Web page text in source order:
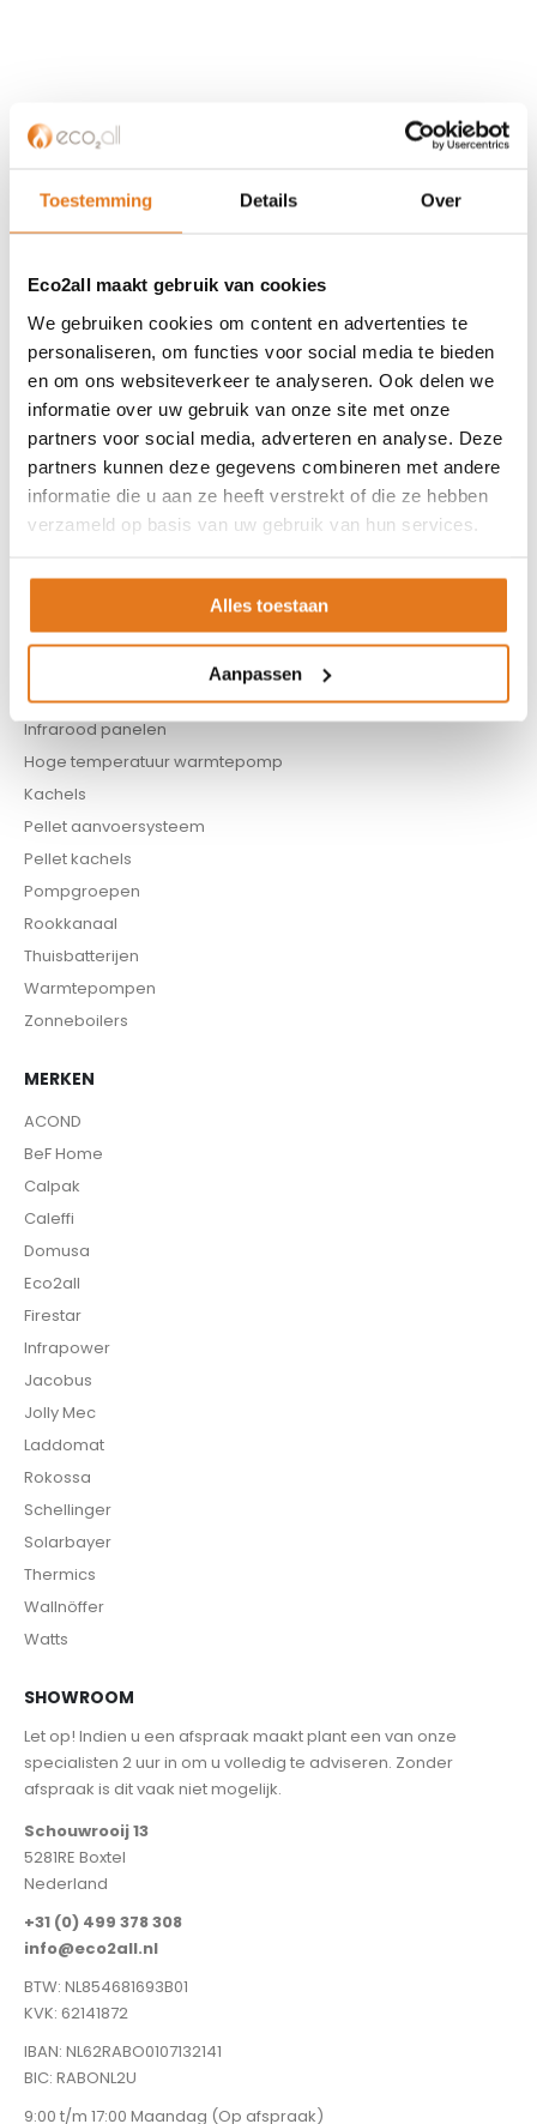
Toestemming Details Over
Eco2all maakt gebruik van cookies
We gebruiken cookies om content en advertenties te
personaliseren, om functies voor social media te bieden
en om ons websiteverkeer te analyseren. Ook delen we
informatie over uw gebruik van onze site met onze
partners voor social media, adverteren en analyse. Deze
partners kunnen deze gegevens combineren met andere
informatie die u aan ze heeft verstrekt of die ze hebben
verzameld op basis van uw gebruik van hun services.
Alles toestaan
Aanpassen
KLANTENSERVICE
Over ons
Referenties
Privacybeleid
ISDE-subsidie
Contact
ASSORTIMENT
Appendages
Biomassa ketels
Controllers
CV pellet kachels
Infrarood panelen
Hoge temperatuur warmtepomp
Kachels
Pellet aanvoersysteem
Pellet kachels
Pompgroepen
Rookkanaal
Thuisbatterijen
Warmtepompen
Zonneboilers
MERKEN
ACOND
BeF Home
Calpak
Caleffi
Domusa
Eco2all
Firestar
Infrapower
Jacobus
Jolly Mec
Laddomat
Rokossa
Schellinger
Solarbayer
Thermics
Wallnöffer
Watts
SHOWROOM
Let op! Indien u een afspraak maakt plant een van onze
specialisten 2 uur in om u volledig te adviseren. Zonder
afspraak is dit vaak niet mogelijk.
Schouwrooij 13
5281RE Boxtel
Nederland
+31 (0) 499 378 308
info@eco2all.nl
BTW: NL854681693B01
KVK: 62141872
IBAN: NL62RABO0107132141
BIC: RABONL2U
9:00 t/m 17:00 Maandag (Op afspraak)